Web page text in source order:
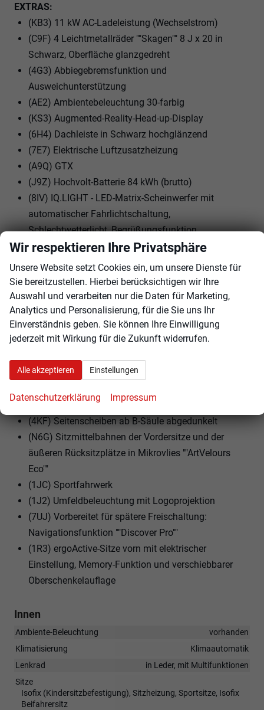
EXTRAS:
(KB3) 11 kW AC-Ladeleistung (Wechselstrom)
(C9F) 4 Leichtmetallräder ""Skagen"" 8 J x 20 in
Schwarz, Oberfläche glanzgedreht
(4G3) Abbiegebremsfunktion und
Ausweichunterstützung
(AE2) Ambientebeleuchtung 30-farbig
(KS3) Augmented-Reality-Head-up-Display
(6H4) Dachleiste in Schwarz hochglänzend
(7E7) Elektrische Luftzusatzheizung
(A9Q) GTX
(J9Z) Hochvolt-Batterie 84 kWh (brutto)
(8IV) IQ.LIGHT - LED-Matrix-Scheinwerfer mit
automatischer Fahrlichtschaltung,
Schlechtwetterlicht, Begrüßungsfunktion
(PBF) Interieurpaket ""Plus"" inkl. Top-Sportsitze
(8VP) LED-Rückleuchten mit dynamischer
Blinkleuchte
(76C) Ladekabel Mode 3 Typ 2, 16 A
(UD2) Leiste zwischen den Scheinwerfern sowie
Türgriffmulden beleuchtet
(LH3) Maximale DC-Ladeleistung (Gleichstrom)
(2ZL) Multifunktionslenkrad mit Touch-Bedienung
(8DB) Radio ""Ready 2 Discover Max""
(4KF) Seitenscheiben ab B-Säule abgedunkelt
(N6G) Sitzmittelbahnen der Vordersitze und der
äußeren Rücksitzplätze in Mikrovlies ""ArtVelours
Eco""
(1JC) Sportfahrwerk
(1J2) Umfeldbeleuchtung mit Logoprojektion
(7UJ) Vorbereitet für spätere Freischaltung:
Navigationsfunktion ""Discover Pro""
(1R3) ergoActive-Sitze vorn mit elektrischer
Einstellung, Memory-Funktion und verschiebbarer
Oberschenkelauflage
Innen
Ambiente-Beleuchtung
vorhanden
Klimatisierung
Klimaautomatik
Lenkrad
in Leder, mit Multifunktionen
Sitze
Isofix (Kindersitzbefestigung), Sitzheizung, Sportsitze, Isofix
Beifahrersitz
Wir respektieren Ihre Privatsphäre
Unsere Website setzt Cookies ein, um unsere Dienste für
Sie bereitzustellen. Hierbei berücksichtigen wir Ihre
Auswahl und verarbeiten nur die Daten für Marketing,
Analytics und Personalisierung, für die Sie uns Ihr
Einverständnis geben. Sie können Ihre Einwilligung
jederzeit mit Wirkung für die Zukunft widerrufen.
Alle akzeptieren Einstellungen
Datenschutzerklärung Impressum